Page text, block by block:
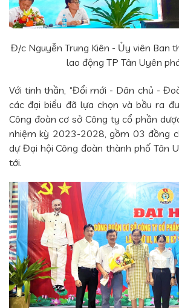
Đ/c Nguyễn Trung Kiên - Ủy viên Ban
lao động TP Tân Uyên
Với tinh thần, “Đổi mới - Dân chủ -
các đại biểu đã lựa chọn và bầu ra
Công đoàn cơ sở Công ty cổ phần
nhiệm kỳ 2023-2028, gồm 03 đồng
dự Đại hội Công đoàn thành phố Tân
tới.